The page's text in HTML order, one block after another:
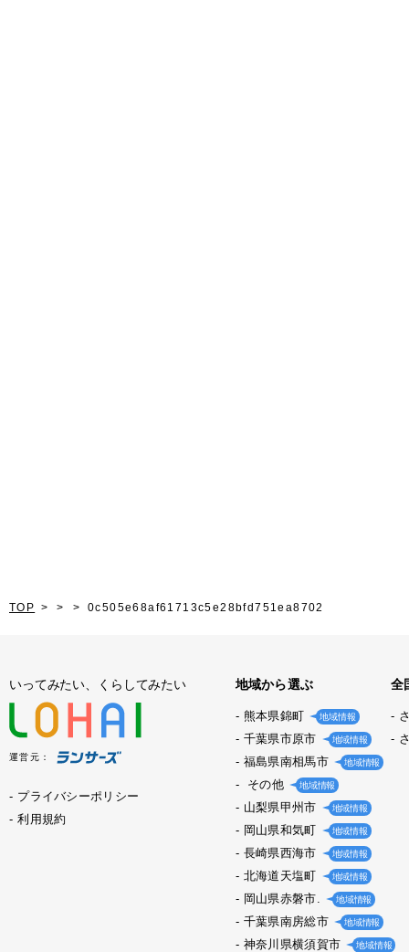
TOP 0c505e68af61713c5e28bfd751ea8702
いってみたい、くらしてみたい
運営元：
プライバシーポリシー
利用規約
地域から選ぶ
熊本県錦町 地域情報
千葉県市原市 地域情報
福島県南相馬市 地域情報
その他 地域情報
山梨県甲州市 地域情報
岡山県和気町 地域情報
長崎県西海市 地域情報
北海道天塩町 地域情報
岡山県赤磐市. 地域情報
千葉県南房総市 地域情報
神奈川県横須賀市 地域情報
全